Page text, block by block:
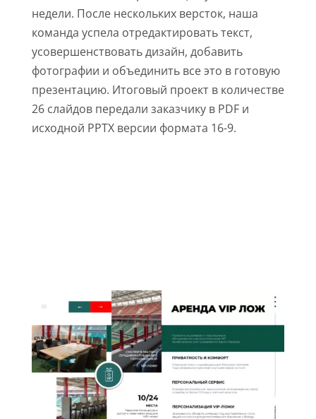
недели. После нескольких версток, наша
команда успела отредактировать текст,
усовершенствовать дизайн, добавить
фотографии и объединить все это в готовую
презентацию. Итоговый проект в количестве
26 слайдов передали заказчику в PDF и
исходной PPTX версии формата 16-9.